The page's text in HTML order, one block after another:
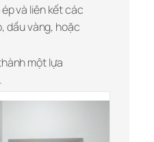
và liên kết các
dầu vàng, hoặc
một lựa